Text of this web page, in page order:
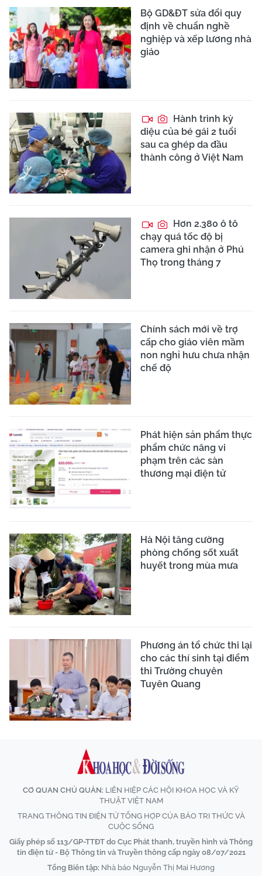
Bộ GD&ĐT sửa đổi quy
định về chuẩn nghề
nghiệp và xếp lương nhà
giáo
Hành trình kỳ
diệu của bé gái 2 tuổi
sau ca ghép da đầu
thành công ở Việt Nam
Hơn 2.380 ô tô
chạy quá tốc độ bị
camera ghi nhận ở Phú
Thọ trong tháng 7
Chính sách mới về trợ
cấp cho giáo viên mầm
non nghỉ hưu chưa nhận
chế độ
Phát hiện sản phẩm thực
phẩm chức năng vi
phạm trên các sàn
thương mại điện tử
Hà Nội tăng cường
phòng chống sốt xuất
huyết trong mùa mưa
Phương án tổ chức thi lại
cho các thí sinh tại điểm
thi Trường chuyên
Tuyên Quang
CƠ QUAN CHỦ QUẢN: LIÊN HIỆP CÁC HỘI KHOA HỌC VÀ KỸ
THUẬT VIỆT NAM
TRANG THÔNG TIN ĐIỆN TỬ TỔNG HỢP CỦA BÁO TRI THỨC VÀ
CUỘC SỐNG
Giấy phép số 113/GP-TTĐT do Cục Phát thanh, truyền hình và Thông
tin điện tử - Bộ Thông tin và Truyền thông cấp ngày 08/07/2021
Tổng Biên tập: Nhà báo Nguyễn Thị Mai Hương